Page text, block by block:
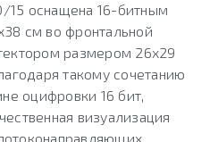
15 оснащена 16-битным
см во фронтальной
размером 26х29
такому сочетанию
оцифровки 16 бит,
визуализация